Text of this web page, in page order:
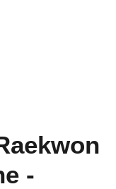
-